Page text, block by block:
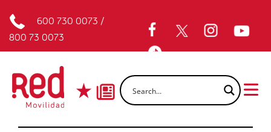
600 730 0073 /
800 73 0073